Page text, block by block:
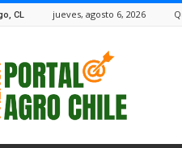
CL jueves, agosto 6, 2026